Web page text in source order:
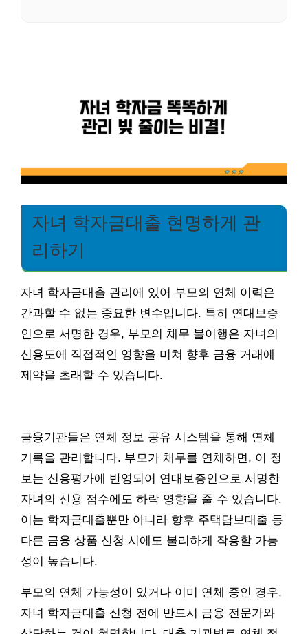
자녀 학자금대출 현명하게 관
리하기
자녀 학자금대출 관리에 있어 부모의 연체 이력은
간과할 수 없는 중요한 변수입니다. 특히 연대보증
인으로 서명한 경우, 부모의 채무 불이행은 자녀의
신용도에 직접적인 영향을 미쳐 향후 금융 거래에
제약을 초래할 수 있습니다.
금융기관들은 연체 정보 공유 시스템을 통해 연체
기록을 관리합니다. 부모가 채무를 연체하면, 이 정
보는 신용평가에 반영되어 연대보증인으로 서명한
자녀의 신용 점수에도 하락 영향을 줄 수 있습니다.
이는 학자금대출뿐만 아니라 향후 주택담보대출 등
다른 금융 상품 신청 시에도 불리하게 작용할 가능
성이 높습니다.
부모의 연체 가능성이 있거나 이미 연체 중인 경우,
자녀 학자금대출 신청 전에 반드시 금융 전문가와